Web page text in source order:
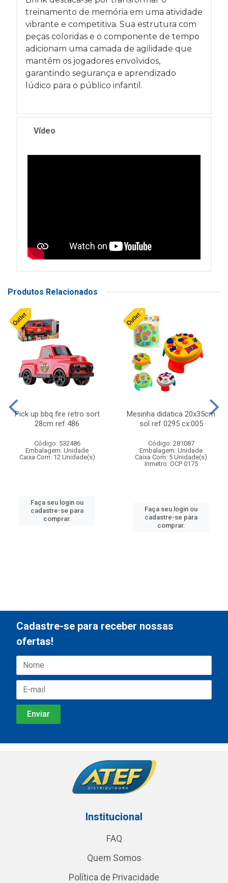
treinamento de memória em uma atividade
vibrante e competitiva. Sua estrutura com
peças coloridas e o componente de tempo
adicionam uma camada de agilidade que
mantém os jogadores envolvidos,
garantindo segurança e aprendizado
lúdico para o público infantil.
Vídeo
Produtos Relacionados
Pick up bbq fire retro sort
28cm ref 486
Código: 532486
Embalagem: Unidade
Caixa Com: 12 Unidade(s)
Faça seu login ou
cadastre-se para
comprar.
Mesinha didatica 20x35cm
sol ref 0295 cx:005
Código: 281087
Embalagem: Unidade
Caixa Com: 5 Unidade(s)
Inmetro: OCP 0175
Faça seu login ou
cadastre-se para
comprar.
Cadastre-se para receber nossas
ofertas!
Institucional
FAQ
Quem Somos
Política de Privacidade